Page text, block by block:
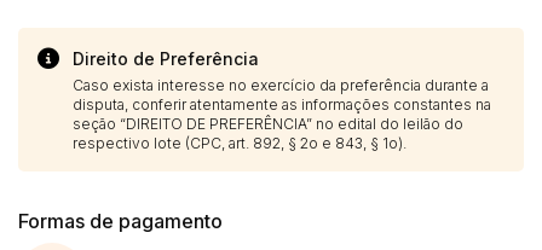
Direito de Preferência
Caso exista interesse no exercício da preferência durante a
disputa, conferir atentamente as informações constantes na
seção “DIREITO DE PREFERÊNCIA” no edital do leilão do
respectivo lote (CPC, art. 892, § 2o e 843, § 1o).
Formas de pagamento